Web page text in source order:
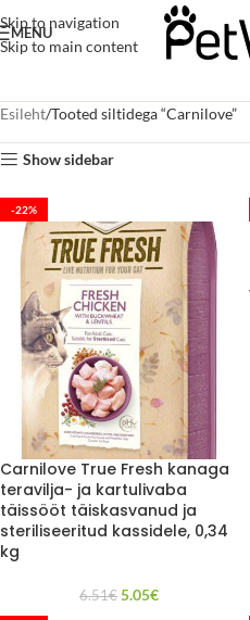
Skip to navigation
Skip to main content
MENU
Esileht Tooted siltidega “Carnilove”
Show sidebar
-22%
Carnilove True Fresh kanaga
teravilja- ja kartulivaba
täissööt täiskasvanud ja
steriliseeritud kassidele, 0,34
kg
6.51€ 5.05€